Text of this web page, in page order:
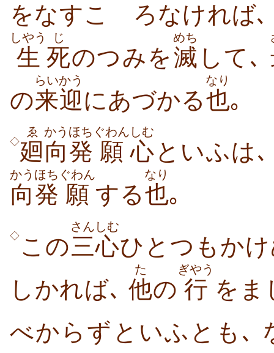
をなすこゝろなければ
生
しやう
死
じ
のつみを滅
めち
して､
の来迎
らいかう
にあづかる也
なり
｡
◇廻
ゑ
向
かう
発
ほち
願
ぐわん
心
しむ
といふは
向
かう
発
ほち
願
ぐわん
する也
なり
｡
◇ この三心
さんしむ
ひとつもか
しかれば､ 他
た
の 行
ぎやう
をま
べからずといふとも､